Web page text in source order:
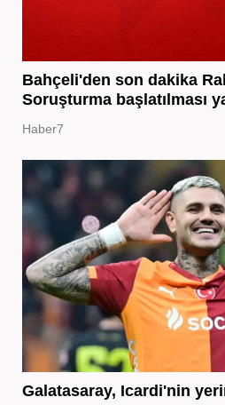
Bahçeli'den son dakika
Soruşturma başlatılması
Haber7
Galatasaray, Icardi'nin